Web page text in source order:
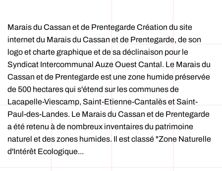
Marais du Cassan et de Prentegarde Création du site
internet du Marais du Cassan et de Prentegarde, de son
logo et charte graphique et de sa déclinaison pour le
Syndicat Intercommunal Auze Ouest Cantal. Le Marais du
Cassan et de Prentegarde est une zone humide préservée
de 500 hectares qui s'étend sur les communes de
Lacapelle-Viescamp, Saint-Etienne-Cantalès et Saint-
Paul-des-Landes. Le Marais du Cassan et de Prentegarde
a été retenu à de nombreux inventaires du patrimoine
naturel et des zones humides. Il est classé "Zone Naturelle
d'Intérêt Ecologique...